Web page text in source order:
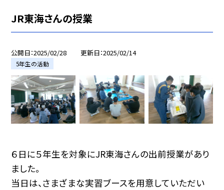
JR東海さんの授業
公開日 2025/02/28 更新日 2025/02/14
5年生の活動
６日に５年生を対象にJR東海さんの出前授業があり
ました。
当日は、さまざまな実習ブースを用意していただい